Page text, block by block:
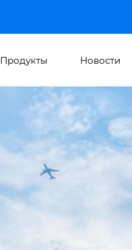
Продукты Новости